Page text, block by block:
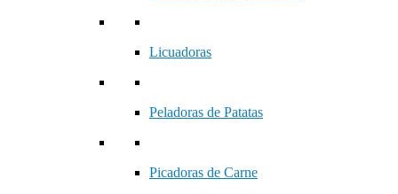
Licuadoras
Peladoras de Patatas
Picadoras de Carne